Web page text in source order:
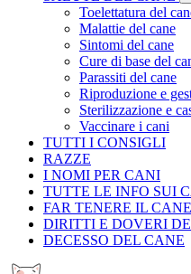
Toelettatura del
Malattie del cane
Sintomi del cane
Cure di base del
Parassiti del cane
Riproduzione e
Sterilizzazione e
Vaccinare i cani
TUTTI I CONSIGLI
RAZZE
I NOMI PER CANI
TUTTE LE INFO SUI
FAR TENERE IL CANE
DIRITTI E DOVERI
DECESSO DEL CANE